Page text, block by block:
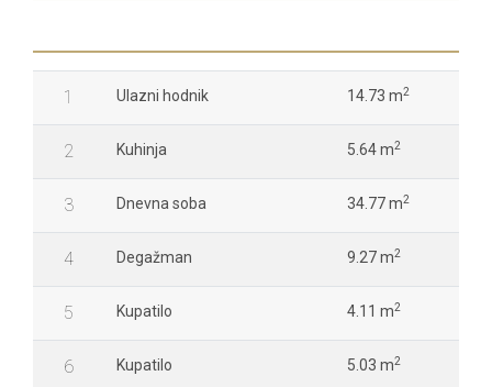
1 Ulazni hodnik 14.73 m2
2 Kuhinja 5.64 m2
3 Dnevna soba 34.77 m2
4 Degažman 9.27 m2
5 Kupatilo 4.11 m2
6 Kupatilo 5.03 m2